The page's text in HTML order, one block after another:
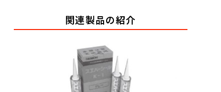
関連製品の紹介